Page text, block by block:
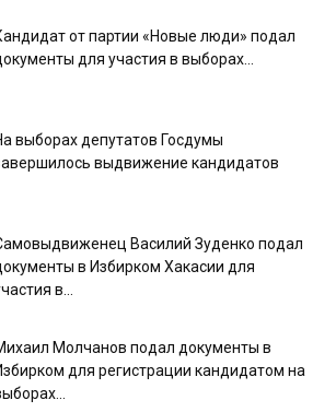
от партии «Новые люди» подал
для участия в выборах...
выборах депутатов Госдумы
выдвижение кандидатов
Василий Зуденко подал
в Избирком Хакасии для
в...
Молчанов подал документы в
для регистрации кандидатом на